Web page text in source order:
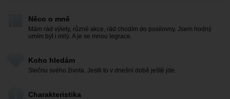
Něco o mně
Mám rád výlety, různé akce, rád chodím do posilovny. Jsem hodný
umím být i milý. A je se mnou legrace.
Koho hledám
Slečnu svého života. Jestli to v dnešní době ještě jde.
Charakteristika